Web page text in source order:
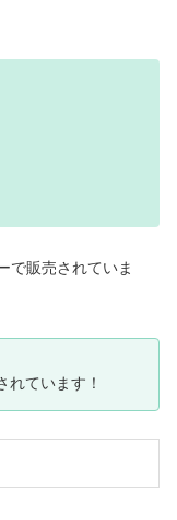
で販売されていま
れています！